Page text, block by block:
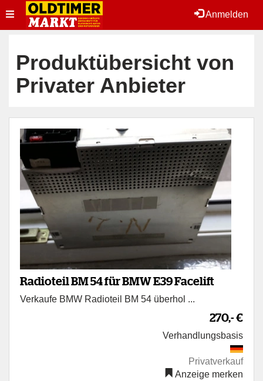
Anmelden
Toggle
Produktübersicht von
Privater Anbieter
Radioteil BM 54 für BMW E39 Facelift
Verkaufe BMW Radioteil BM 54 überhol ...
270,- €
Verhandlungsbasis
Privatverkauf
Anzeige merken